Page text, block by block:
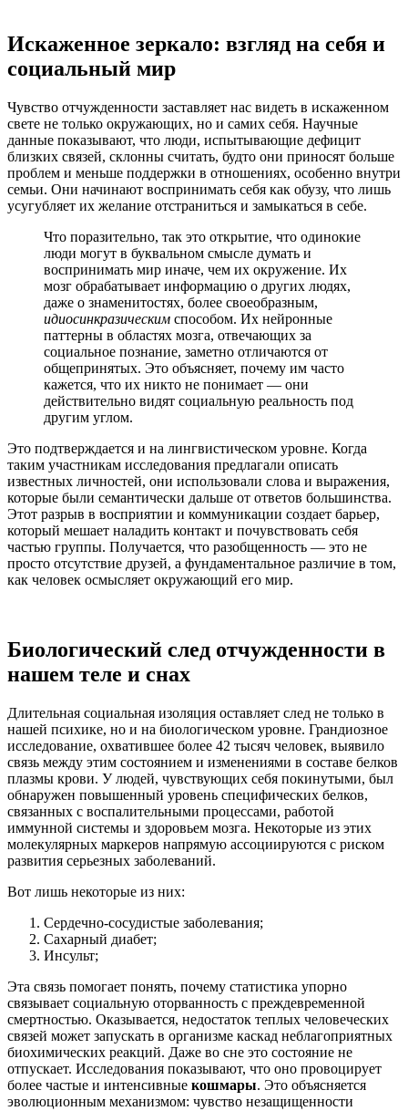
Искаженное зеркало: взгляд на себя и
социальный мир
Чувство отчужденности заставляет нас видеть в искаженном
свете не только окружающих, но и самих себя. Научные
данные показывают, что люди, испытывающие дефицит
близких связей, склонны считать, будто они приносят больше
проблем и меньше поддержки в отношениях, особенно внутри
семьи. Они начинают воспринимать себя как обузу, что лишь
усугубляет их желание отстраниться и замыкаться в себе.
Что поразительно, так это открытие, что одинокие
люди могут в буквальном смысле думать и
воспринимать мир иначе, чем их окружение. Их
мозг обрабатывает информацию о других людях,
даже о знаменитостях, более своеобразным,
идиосинкразическим способом. Их нейронные
паттерны в областях мозга, отвечающих за
социальное познание, заметно отличаются от
общепринятых. Это объясняет, почему им часто
кажется, что их никто не понимает — они
действительно видят социальную реальность под
другим углом.
Это подтверждается и на лингвистическом уровне. Когда
таким участникам исследования предлагали описать
известных личностей, они использовали слова и выражения,
которые были семантически дальше от ответов большинства.
Этот разрыв в восприятии и коммуникации создает барьер,
который мешает наладить контакт и почувствовать себя
частью группы. Получается, что разобщенность — это не
просто отсутствие друзей, а фундаментальное различие в том,
как человек осмысляет окружающий его мир.
Биологический след отчужденности в
нашем теле и снах
Длительная социальная изоляция оставляет след не только в
нашей психике, но и на биологическом уровне. Грандиозное
исследование, охватившее более 42 тысяч человек, выявило
связь между этим состоянием и изменениями в составе белков
плазмы крови. У людей, чувствующих себя покинутыми, был
обнаружен повышенный уровень специфических белков,
связанных с воспалительными процессами, работой
иммунной системы и здоровьем мозга. Некоторые из этих
молекулярных маркеров напрямую ассоциируются с риском
развития серьезных заболеваний.
Вот лишь некоторые из них:
Сердечно-сосудистые заболевания;
Сахарный диабет;
Инсульт;
Эта связь помогает понять, почему статистика упорно
связывает социальную оторванность с преждевременной
смертностью. Оказывается, недостаток теплых человеческих
связей может запускать в организме каскад неблагоприятных
биохимических реакций. Даже во сне это состояние не
отпускает. Исследования показывают, что оно провоцирует
более частые и интенсивные кошмары. Это объясняется
эволюционным механизмом: чувство незащищенности